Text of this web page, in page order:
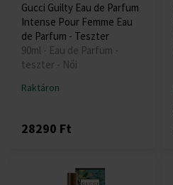
Gucci Guilty Eau de Parfum
Intense Pour Femme Eau
de Parfum - Teszter
90ml - Eau de Parfum -
teszter - Női
Raktáron
28290 Ft